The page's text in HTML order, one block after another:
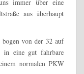
immer über eine
aus überhaupt
von der 32 auf
in eine gut fahrbare
normalen PKW